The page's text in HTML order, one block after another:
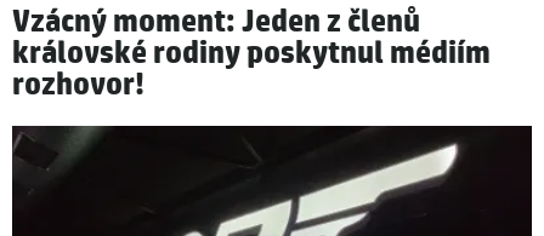
Vzácný moment: Jeden z členů
královské rodiny poskytnul médiím
rozhovor!